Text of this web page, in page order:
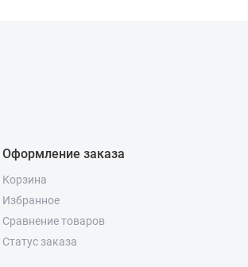
Оформление заказа
Корзина
Избранное
Сравнение товаров
Статус заказа